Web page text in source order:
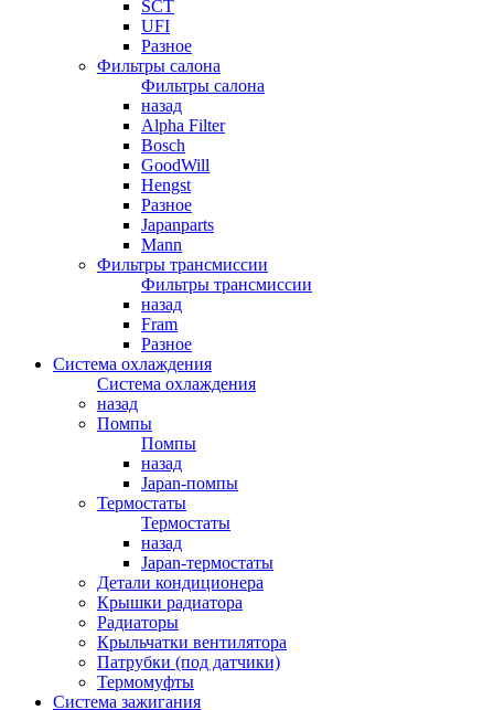
SCT
UFI
Разное
Фильтры салона
Фильтры салона
назад
Alpha Filter
Bosch
GoodWill
Hengst
Разное
Japanparts
Mann
Фильтры трансмиссии
Фильтры трансмиссии
назад
Fram
Разное
Система охлаждения
Система охлаждения
назад
Помпы
Помпы
назад
Japan-помпы
Термостаты
Термостаты
назад
Japan-термостаты
Детали кондиционера
Крышки радиатора
Радиаторы
Крыльчатки вентилятора
Патрубки (под датчики)
Термомуфты
Система зажигания